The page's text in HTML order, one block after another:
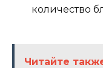
количество
Читайте